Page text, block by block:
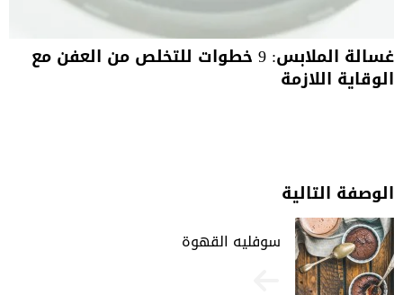
غسالة الملابس: 9 خطوات للتخلص من العفن مع
الوقاية اللازمة
الوصفة التالية
سوفليه القهوة